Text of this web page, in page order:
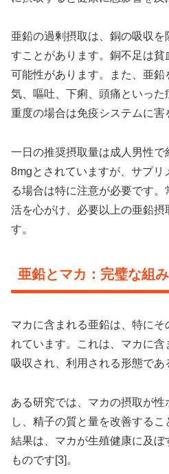
亜鉛の過剰摂取は、銅の吸収を
すことがあります。銅不足は貧
可能性があります。また、亜鉛
気、嘔吐、下痢、頭痛といった
重度の場合は免疫システムに害
一日の推奨摂取量は成人男性
8mgとされていますが、サプリ
る場合は特に注意が必要です
活を心がけ、必要以上の亜鉛
す。
亜鉛とマカ：完璧な組
マカに含まれる亜鉛は、特に
れています。これは、マカに
吸収され、利用される形態であ
ある研究では、マカの摂取が
し、精子の質と量を改善する
結果は、マカが生殖健康に及
ものです[3]。